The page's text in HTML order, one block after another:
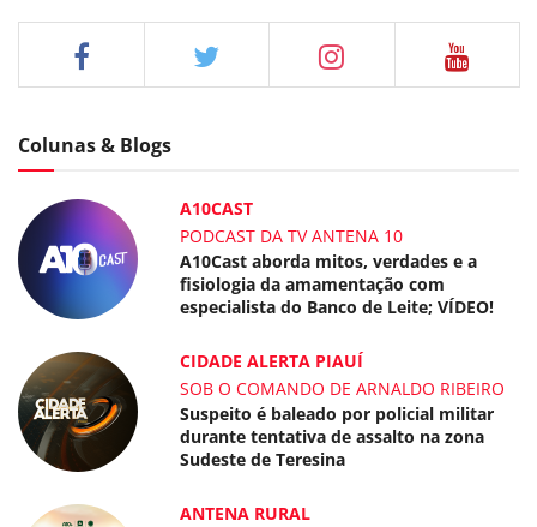
Colunas & Blogs
A10CAST
PODCAST DA TV ANTENA 10
A10Cast aborda mitos, verdades e a
fisiologia da amamentação com
especialista do Banco de Leite; VÍDEO!
CIDADE ALERTA PIAUÍ
SOB O COMANDO DE ARNALDO RIBEIRO
Suspeito é baleado por policial militar
durante tentativa de assalto na zona
Sudeste de Teresina
ANTENA RURAL